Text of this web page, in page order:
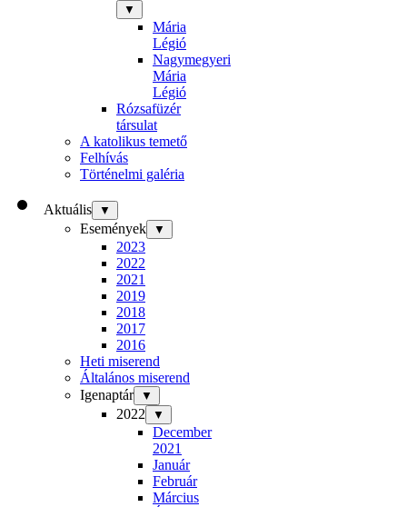
▼
Mária
Légió
Nagymegyeri
Mária
Légió
Rózsafüzér
társulat
A katolikus temető
Felhívás
Történelmi galéria
Aktuális ▼
Események ▼
2023
2022
2021
2019
2018
2017
2016
Heti miserend
Általános miserend
Igenaptár
▼
2022 ▼
December
2021
Január
Február
Március